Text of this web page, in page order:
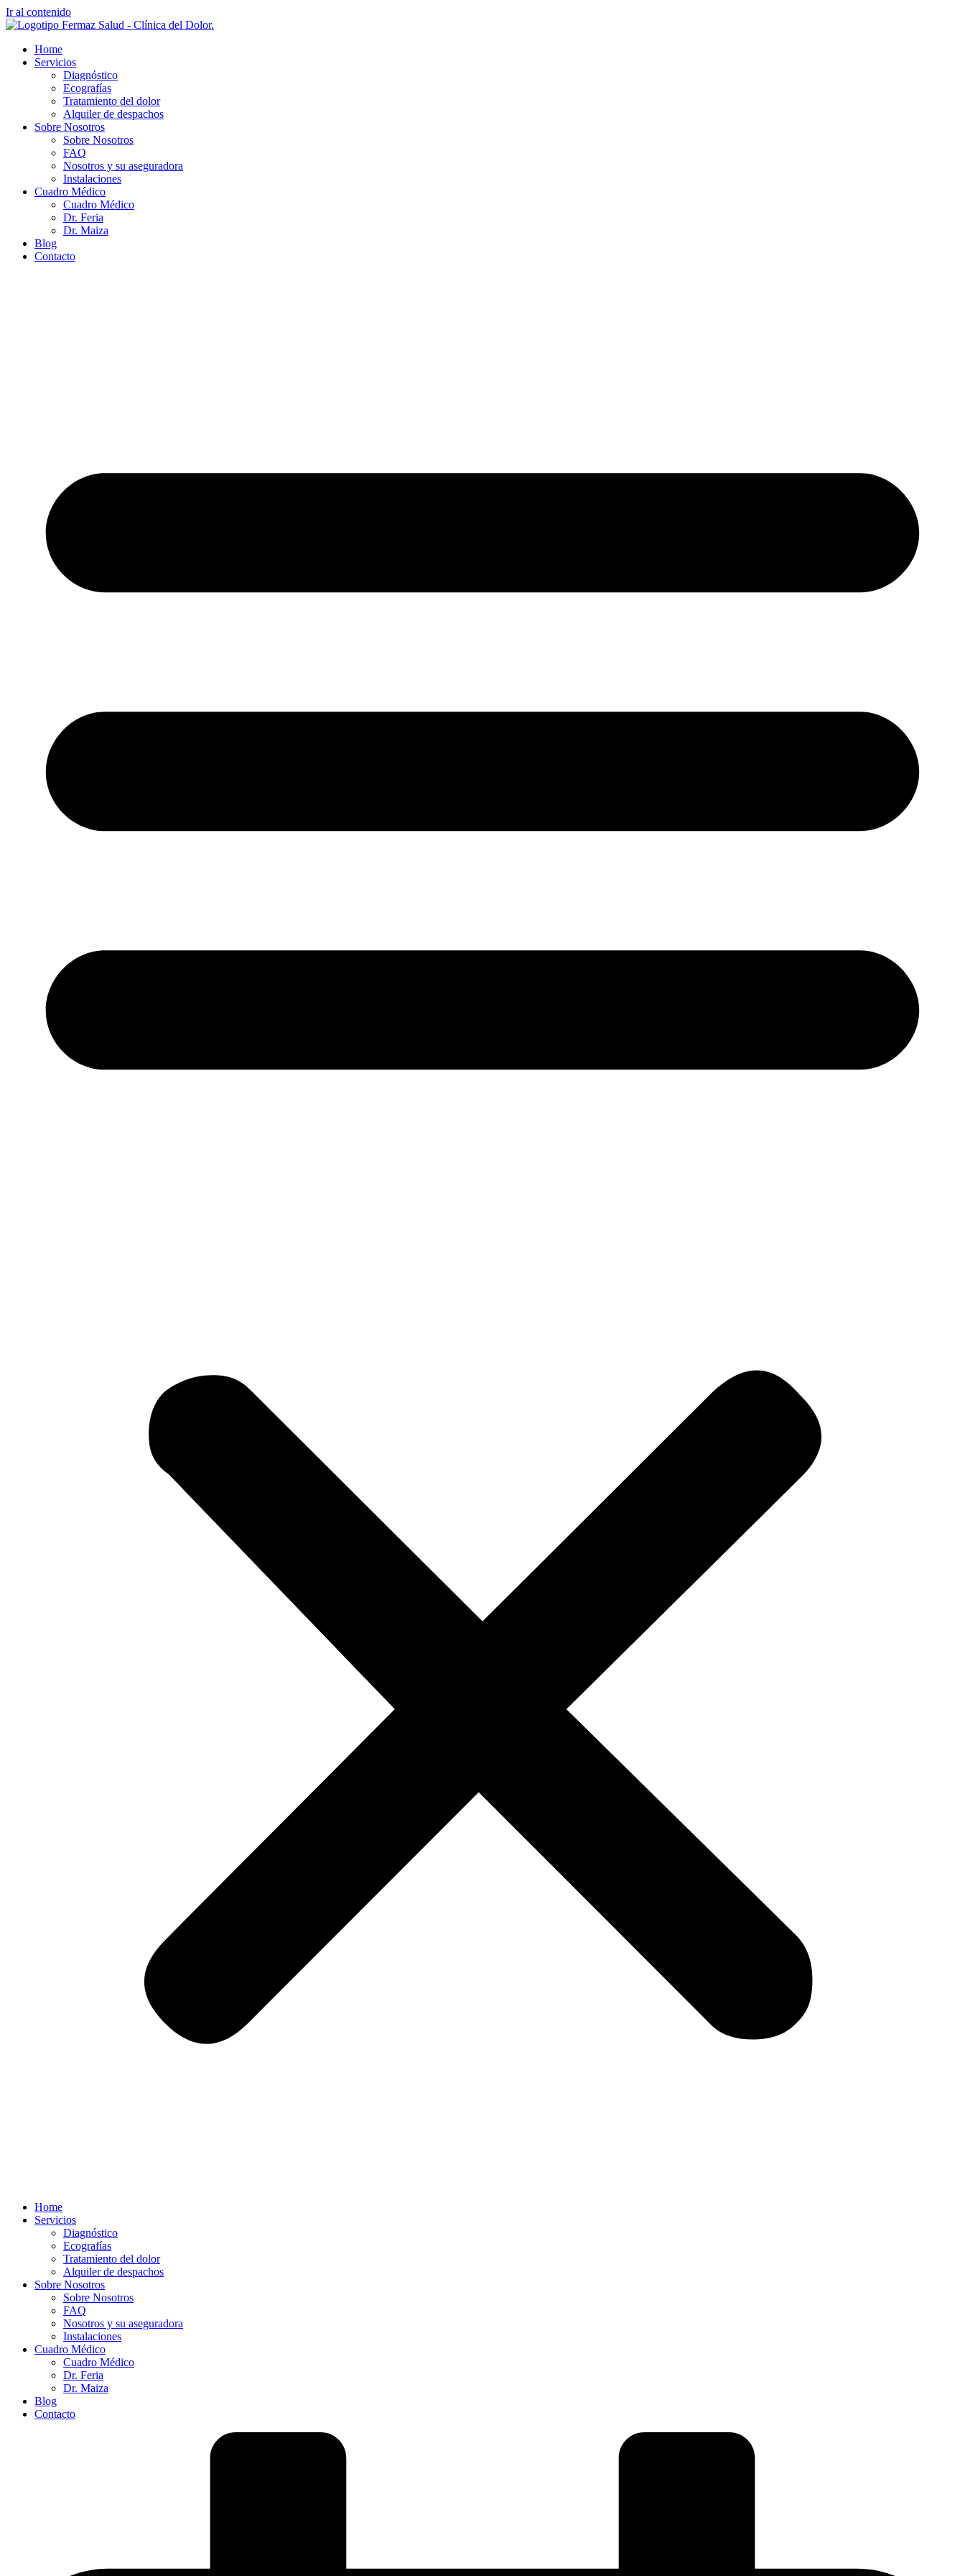
Ir al contenido
Home
Servicios
Diagnóstico
Ecografías
Tratamiento del dolor
Alquiler de despachos
Sobre Nosotros
Sobre Nosotros
FAQ
Nosotros y su aseguradora
Instalaciones
Cuadro Médico
Cuadro Médico
Dr. Feria
Dr. Maiza
Blog
Contacto
Home
Servicios
Diagnóstico
Ecografías
Tratamiento del dolor
Alquiler de despachos
Sobre Nosotros
Sobre Nosotros
FAQ
Nosotros y su aseguradora
Instalaciones
Cuadro Médico
Cuadro Médico
Dr. Feria
Dr. Maiza
Blog
Contacto